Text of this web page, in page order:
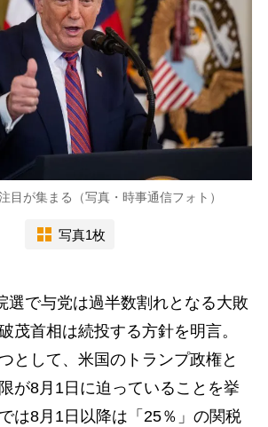
目が集まる（写真・時事通信フォト）
写真1枚
で与党は過半数割れとなる大敗
茂首相は続投する方針を明言。
として、米国のトランプ政権と
が8月1日に迫っていることを挙
は8月1日以降は「25％」の関税